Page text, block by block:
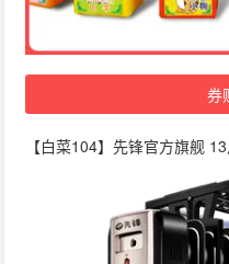
券
【白菜104】先锋官方旗舰